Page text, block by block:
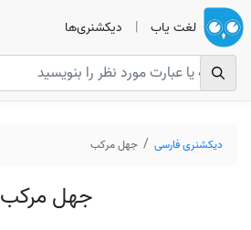
لغت یاب | دیکشنری‌ها
دیکشنری فارسی جهل مرکب
جهل مرکب